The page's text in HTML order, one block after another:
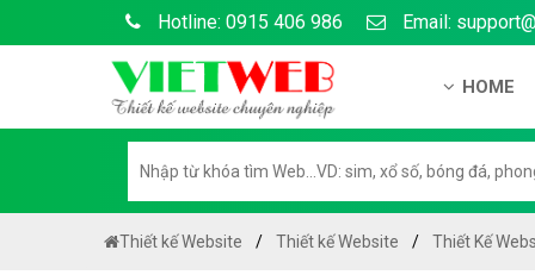
Hotline: 0915 406 986 Email:
HOME
Hướng
Thiết kế Website Thiết kế Website Thiết Kế